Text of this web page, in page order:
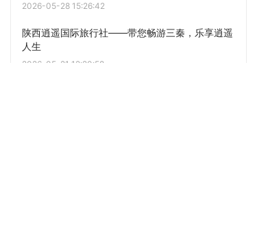
2026-05-28 15:26:42
陕西逍遥国际旅行社——带您畅游三秦，乐享逍遥
人生
2026-05-21 12:20:58